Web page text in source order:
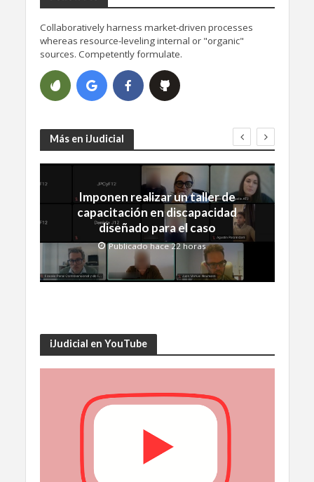
Collaboratively harness market-driven processes
whereas resource-leveling internal or "organic"
sources. Competently formulate.
Más en iJudicial
Imponen realizar un taller de
capacitación en discapacidad
diseñado para el caso
Publicado hace 22 horas
iJudicial en YouTube